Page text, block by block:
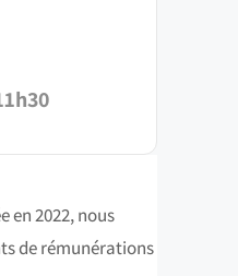
en 2022, nous
de rémunérations